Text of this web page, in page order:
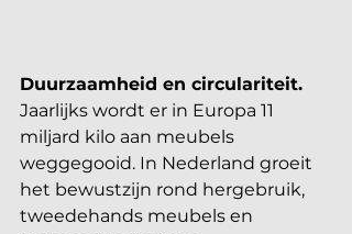
Duurzaamheid en circulariteit.
Jaarlijks wordt er in Europa 11
miljard kilo aan meubels
weggegooid. In Nederland groeit
het bewustzijn rond hergebruik,
tweedehands meubels en